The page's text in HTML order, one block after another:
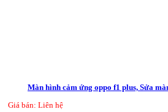
Màn hình cảm ứng oppo f1 plus, Sửa
Giá bán: Liên hệ